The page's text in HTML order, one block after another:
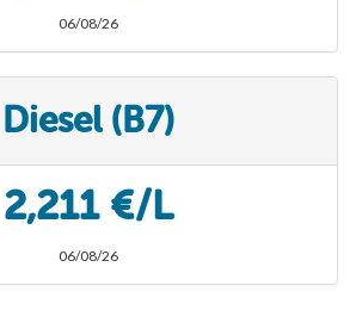
06/08/26
Diesel (B7)
2,211 €/L
06/08/26